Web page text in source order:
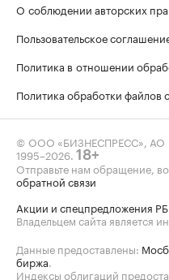
О соблюдении авторских
Пользовательское
Политика в отношении
Политика обработки файлов
© ООО «БИЗНЕСПРЕСС», АО
1995–2026. 18+
Отправьте нам обращение,
обратной связи
Акции и спецпредложения
Владельцем сайта является
Данные предоставлены:
биржа.
Индексы облигаций